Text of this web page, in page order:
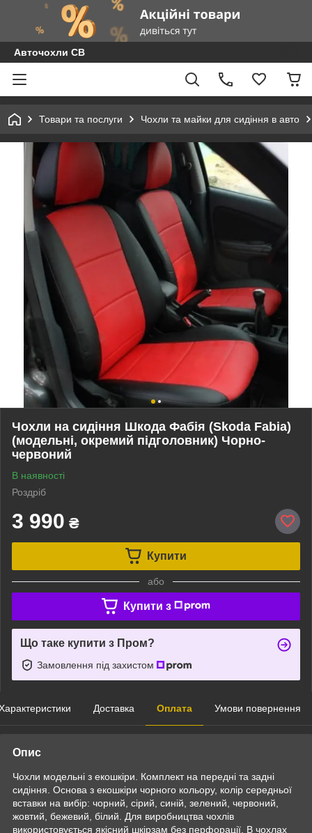
Авточохли СВ
Товари та послуги Чохли та майки для сидіння в авто
Чохли на сидіння Шкода Фабія (Skoda Fabia)
(модельні, окремий підголовник) Чорно-
червоний
В наявності
Роздріб
3 990 ₴
Купити
або
Купити з
Що таке купити з Пром?
Замовлення під захистом
Доставка Оплата Умови повернення
Опис
Чохли модельні з екошкіри. Комплект на передні та задні
сидіння. Основа з екошкіри чорного кольору, колір середньої
вставки на вибір: чорний, сірий, синій, зелений, червоний,
жовтий, бежевий, білий. Для виробництва чохлів
використовується якісний шкірзам без перфорації. В чохлах